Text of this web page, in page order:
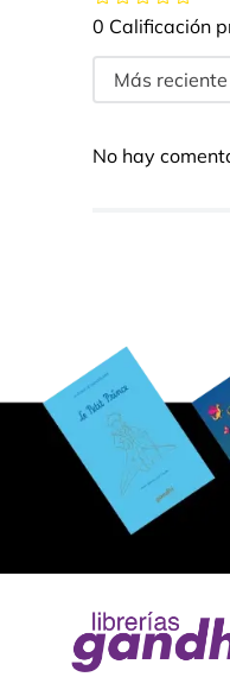
0 Calificación
Más reciente
No hay